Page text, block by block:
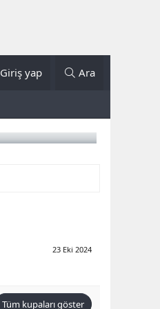
Giriş yap Ara
23 Eki 2024
Tüm kupaları göster